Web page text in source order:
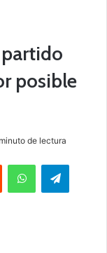
posible
de lectura